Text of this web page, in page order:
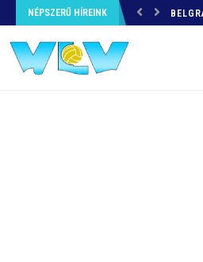
NÉPSZERŰ HÍREINK